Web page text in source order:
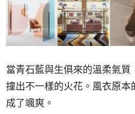
當青石藍與生俱來的溫柔氣
撞出不一樣的火花。風衣原
成了颯爽。